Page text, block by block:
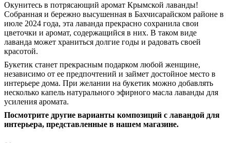
Окунитесь в потрясающий аромат Крымской лаванды!
Собранная и бережно высушенная в Бахчисарайском районе в
июле 2024 года, эта лаванда прекрасно сохранила свои
цветочки и аромат, содержащийся в них. В таком виде
лаванда может храниться долгие годы и радовать своей
красотой.
Букетик станет прекрасным подарком любой женщине,
независимо от ее предпочтений и займет достойное место в
интерьере дома. При желании на букетик можно добавлять
несколько капель натурального эфирного масла лаванды для
усиления аромата.
Посмотрите другие варианты композиций с лавандой для
интерьера, представленные в нашем магазине.